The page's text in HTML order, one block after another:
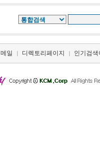
메일 | 디렉토리페이지 | 인기검색